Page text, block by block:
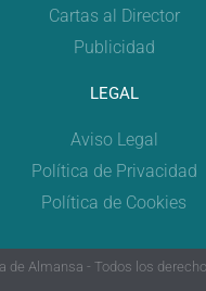
Cartas al Director
Publicidad
LEGAL
Aviso Legal
Política de Privacidad
Política de Cookies
de Almansa - Todos los